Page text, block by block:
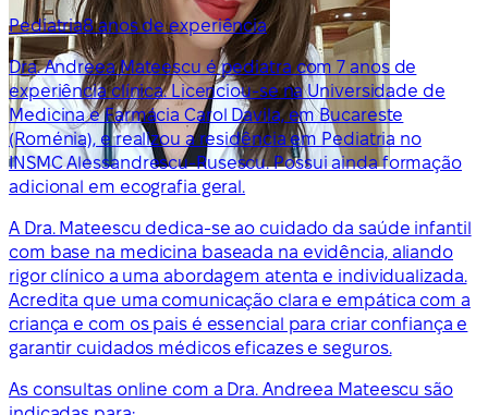
Pediatria8 anos de experiência
Dra. Andreea Mateescu é pediatra com 7 anos de
experiência clínica. Licenciou-se na Universidade de
Medicina e Farmácia Carol Davila, em Bucareste
(Roménia), e realizou a residência em Pediatria no
INSMC Alessandrescu-Rusescu. Possui ainda formação
adicional em ecografia geral.
A Dra. Mateescu dedica-se ao cuidado da saúde infantil
com base na medicina baseada na evidência, aliando
rigor clínico a uma abordagem atenta e individualizada.
Acredita que uma comunicação clara e empática com a
criança e com os pais é essencial para criar confiança e
garantir cuidados médicos eficazes e seguros.
As consultas online com a Dra. Andreea Mateescu são